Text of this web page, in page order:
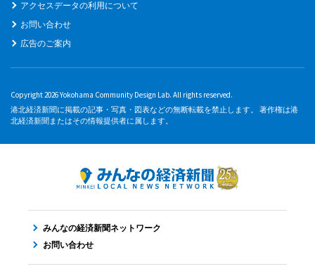
アクセスデータの利用について
お問い合わせ
広告のご案内
Copyright 2026 Yokohama Community Design Lab. All rights reserved.
港北経済新聞に掲載の記事・写真・図表などの無断転載を禁止します。 著作権は港
北経済新聞またはその情報提供者に属します。
みんなの経済新聞ネットワーク
お問い合わせ